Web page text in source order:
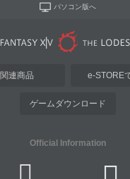
パソコン版へ
関連商品 e-STORE
ゲームダウンロード
Official Information